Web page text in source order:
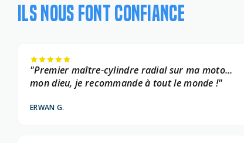
ILS NOUS FONT CONFIANCE
"Premier maître-cylindre radial sur ma moto...
mon dieu, je recommande à tout le monde !"
ERWAN G.